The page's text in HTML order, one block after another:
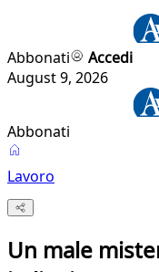
Abbonati
Accedi
August 9, 2026
Abbonati
Lavoro
Un male